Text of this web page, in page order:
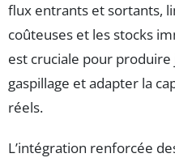
flux entrants et sortants,
coûteuses et les stocks
est cruciale pour
gaspillage et adapter la
réels.
L’intégration renforcée